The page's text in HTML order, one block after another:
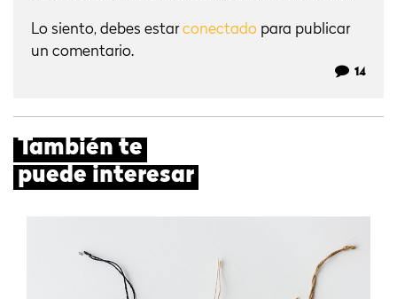
Lo siento, debes estarconectado para publicar
un comentario.
14
También te
puede interesar